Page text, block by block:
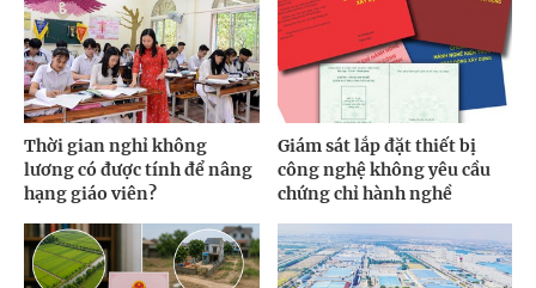
Thời gian nghỉ không
lương có được tính để nâng
hạng giáo viên?
Giám sát lắp đặt thiết bị
công nghệ không yêu cầu
chứng chỉ hành nghề